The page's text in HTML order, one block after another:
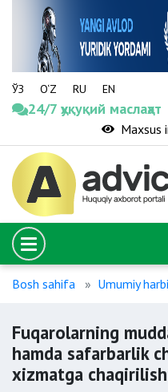
ЎЗ O‘Z RU EN
24/7 ҳуқуқий маслаҳат
Maxsus
Bosh sahifa Umumiy
Fuqarolarning
hamda safarbarlik
xizmatga